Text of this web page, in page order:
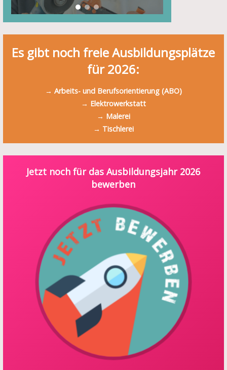
Es gibt noch freie Ausbildungsplätze
für 2026:
→ Arbeits- und Berufsorientierung (ABO)
→ Elektrowerkstatt
→ Malerei
→ Tischlerei
Jetzt noch für das Ausbildungsjahr 2026
bewerben